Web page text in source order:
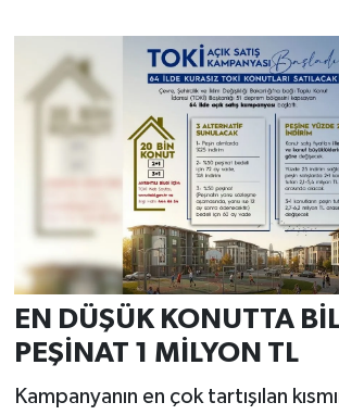
EN DÜŞÜK KONUTTA
PEŞİNAT 1 MİLYON TL
Kampanyanın en çok tartışılan